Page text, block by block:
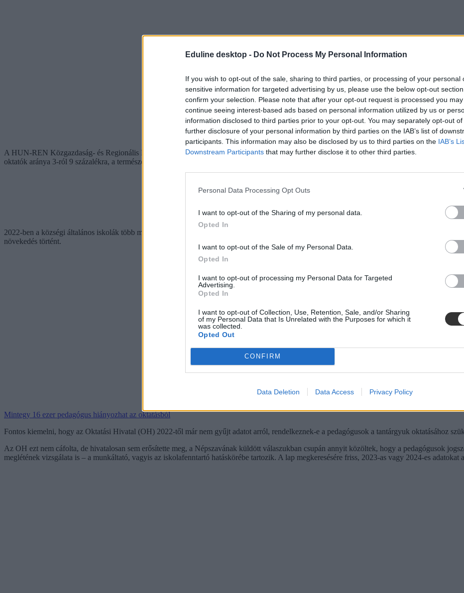
Eduline desktop - Do Not Process My Personal Information
If you wish to opt-out of the sale, sharing to third parties, or processing of your personal
sensitive information for targeted advertising by us, please use the below opt-out
confirm your selection. Please note that after your opt-out request is processed you may
continue seeing interest-based ads based on personal information utilized by us or
information disclosed to third parties prior to your opt-out. You may separately opt-out of
further disclosure of your personal information by third parties on the IAB’s list of
participants. This information may also be disclosed by us to third parties on the IAB’s
Downstream Participants that may further disclose it to other third parties.
Personal Data Processing Opt Outs
I want to opt-out of the Sharing of my personal data.
Opted In
I want to opt-out of the Sale of my Personal Data.
Opted In
I want to opt-out of processing my Personal Data for Targeted
Advertising.
Opted In
I want to opt-out of Collection, Use, Retention, Sale, and/or Sharing
of my Personal Data that Is Unrelated with the Purposes for which it
was collected.
Opted Out
CONFIRM
Data Deletion Data Access Privacy Policy
A HUN-REN Közgazdaság- és Regionális Kutatóközpont „A közoktatás indikátorrendszere 2023” című kiadványának adatai szerint 2010 és
oktatók aránya 3-ról 9 százalékra, a természettudományos tárgyaknál 4-ről 11 százalékra, a matematikánál pedig 1,5-ről 11 százalékra nőtt.
2022-ben a községi általános iskolák több mint 6 százalékában nem dolgozott képesített angoltanár, több mint 7 százalékukban pedig képesített
növekedés történt.
Mintegy 16 ezer pedagógus hiányozhat az oktatásból
Fontos kiemelni, hogy az Oktatási Hivatal (OH) 2022-től már nem gyűjt adatot arról, rendelkeznek-e a pedagógusok a tantárgyuk oktatásához
Az OH ezt nem cáfolta, de hivatalosan sem erősítette meg, a Népszavának küldött válaszukban csupán annyit közöltek, hogy a pedagógusok
meglétének vizsgálata is – a munkáltató, vagyis az iskolafenntartó hatáskörébe tartozik. A lap megkeresésére friss, 2023-as vagy 2024-es adatokat